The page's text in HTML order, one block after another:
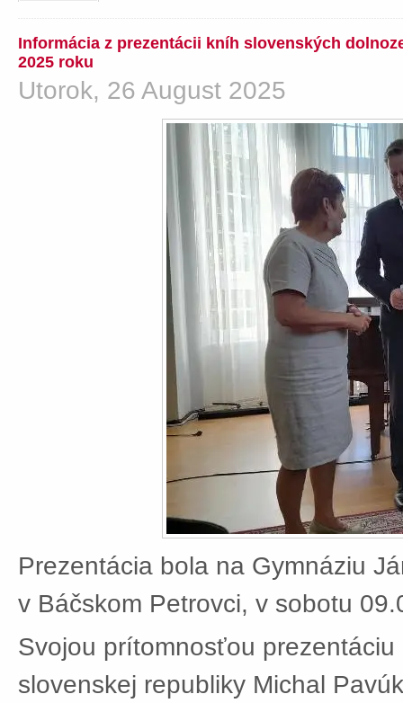
Informácia z prezentácii kníh slovenských
2025 roku
Utorok, 26 August 2025
Prezentácia bola na Gymnáziu
v Báčskom Petrovci, v sobotu
Svojou prítomnosťou
slovenskej republiky Michal